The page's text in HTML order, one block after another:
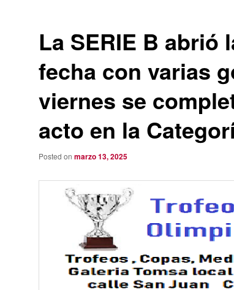
La SERIE B abrió
fecha con varias
viernes se
acto en la
Posted on marzo 13, 2025